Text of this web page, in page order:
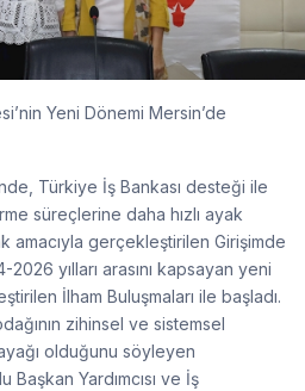
Yeni Dönemi Mersin’de
Türkiye İş Bankası desteği ile
süreçlerine daha hızlı ayak
amacıyla gerçekleştirilen Girişimde
yılları arasını kapsayan yeni
İlham Buluşmaları ile başladı.
zihinsel ve sistemsel
olduğunu söyleyen
Başkan Yardımcısı ve İş